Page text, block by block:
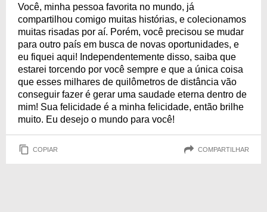
Você, minha pessoa favorita no mundo, já
compartilhou comigo muitas histórias, e colecionamos
muitas risadas por aí. Porém, você precisou se mudar
para outro país em busca de novas oportunidades, e
eu fiquei aqui! Independentemente disso, saiba que
estarei torcendo por você sempre e que a única coisa
que esses milhares de quilômetros de distância vão
conseguir fazer é gerar uma saudade eterna dentro de
mim! Sua felicidade é a minha felicidade, então brilhe
muito. Eu desejo o mundo para você!
COPIAR COMPARTILHAR